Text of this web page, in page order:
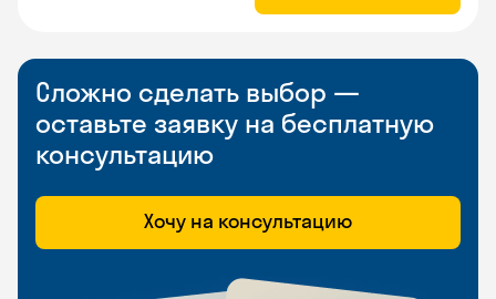
Сложно сделать выбор —
оставьте заявку на бесплатную
консультацию
Хочу на консультацию